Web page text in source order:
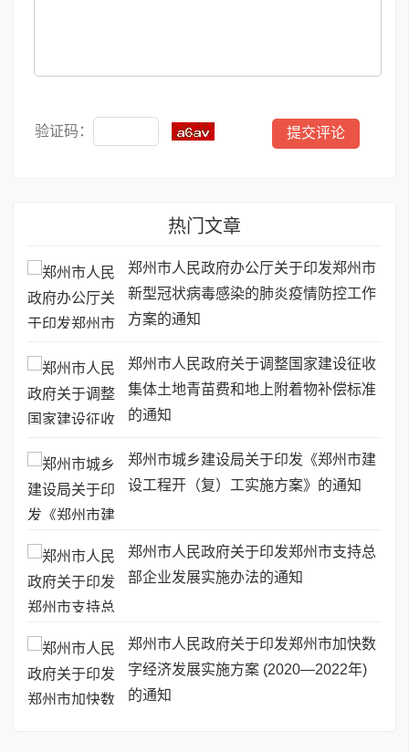
验证码：
热门文章
郑州市人民政府办公厅关于印发郑州市
新型冠状病毒感染的肺炎疫情防控工作
方案的通知
郑州市人民政府关于调整国家建设征收
集体土地青苗费和地上附着物补偿标准
的通知
郑州市城乡建设局关于印发《郑州市建
设工程开（复）工实施方案》的通知
郑州市人民政府关于印发郑州市支持总
部企业发展实施办法的通知
郑州市人民政府关于印发郑州市加快数
字经济发展实施方案 (2020—2022年)
的通知